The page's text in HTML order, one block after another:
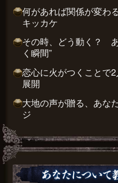
何があれば関係が変
キッカケ
その時、どう動く？
く瞬間”
恋心に火がつくことで
展開
大地の声が贈る、あな
ジ